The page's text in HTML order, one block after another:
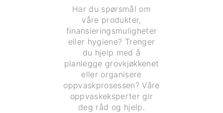
Har du spørsmål om
våre produkter,
finansieringsmuligheter
eller hygiene? Trenger
du hjelp med å
planlegge grovkjøkkenet
eller organisere
oppvaskprosessen? Våre
oppvaskeksperter gir
deg råd og hjelp.